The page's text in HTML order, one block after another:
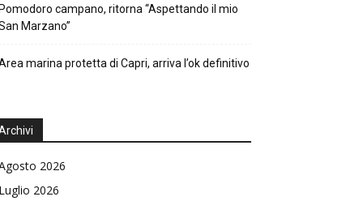
campano, ritorna “Aspettando il mio
Marzano”
marina protetta di Capri, arriva l’ok definitivo
2026
2026